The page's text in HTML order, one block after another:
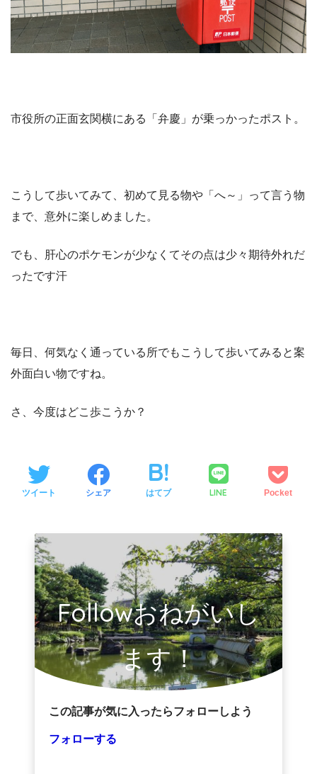
市役所の正面玄関横にある「弁慶」が乗っかったポスト。
こうして歩いてみて、初めて見る物や「へ～」って言う物
まで、意外に楽しめました。
でも、肝心のポケモンが少なくてその点は少々期待外れだ
ったです汗
毎日、何気なく通っている所でもこうして歩いてみると案
外面白い物ですね。
さ、今度はどこ歩こうか？
ツイート シェア はてブ LINE Pocket
Followおねがいし
ます！
この記事が気に入ったらフォローしよう
フォローする